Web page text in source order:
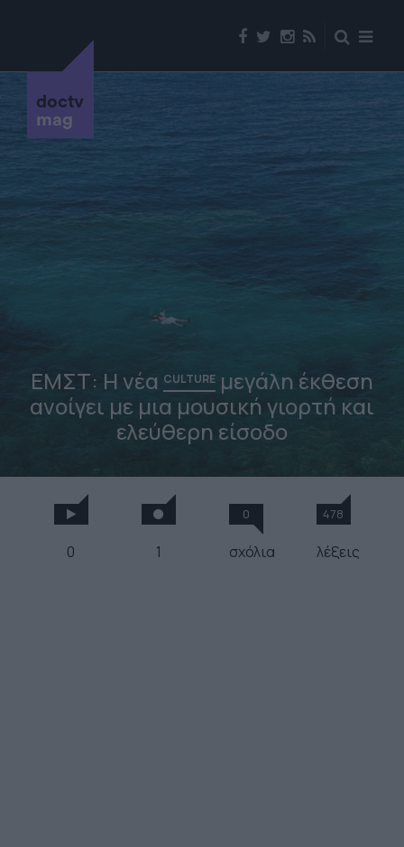
doctv
mag
ΕΜΣΤ: Η νέα CULTURE μεγάλη έκθεση
ανοίγει με μια μουσική γιορτή και
ελεύθερη είσοδο
0 1
0
σχόλια
478
λέξεις